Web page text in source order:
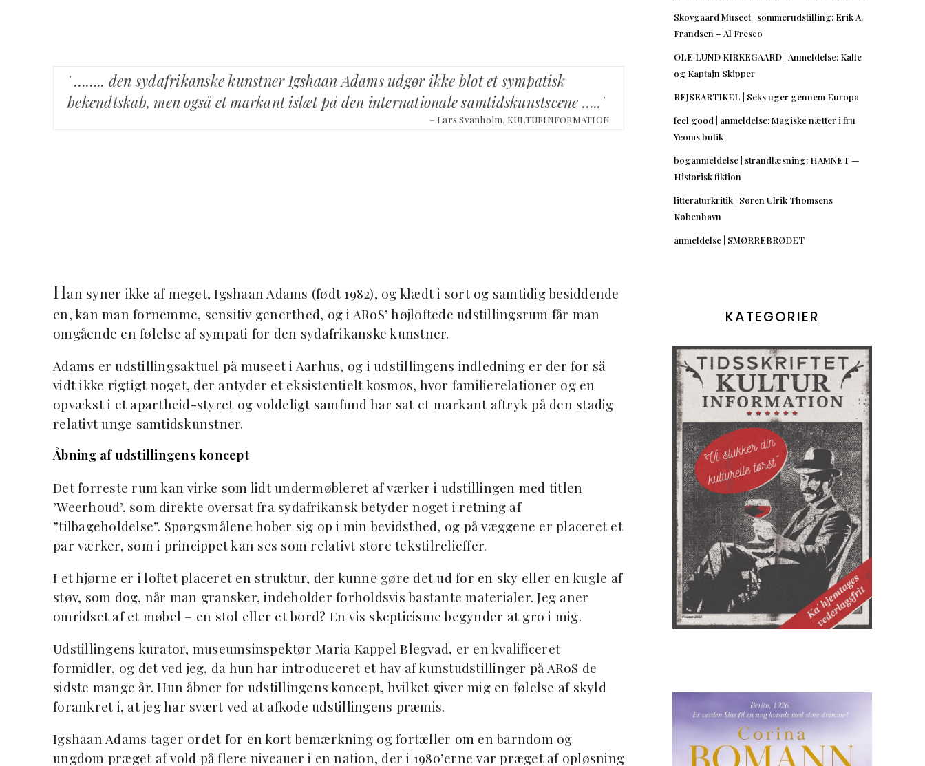
' …….. den sydafrikanske kunstner Igshaan Adams udgør ikke blot et sympatisk
bekendtskab, men også et markant islæt på den internationale samtidskunstscene …..'
– Lars Svanholm, KULTURINFORMATION
Han syner ikke af meget, Igshaan Adams (født 1982), og klædt i sort og samtidig besiddende
en, kan man fornemme, sensitiv generthed, og i ARoS’ højloftede udstillingsrum får man
omgående en følelse af sympati for den sydafrikanske kunstner.
Adams er udstillingsaktuel på museet i Aarhus, og i udstillingens indledning er der for så
vidt ikke rigtigt noget, der antyder et eksistentielt kosmos, hvor familierelationer og en
opvækst i et apartheid-styret og voldeligt samfund har sat et markant aftryk på den stadig
relativt unge samtidskunstner.
Åbning af udstillingens koncept
Det forreste rum kan virke som lidt undermøbleret af værker i udstillingen med titlen
’Weerhoud’, som direkte oversat fra sydafrikansk betyder noget i retning af
”tilbageholdelse”. Spørgsmålene hober sig op i min bevidsthed, og på væggene er placeret et
par værker, som i princippet kan ses som relativt store tekstilrelieffer.
I et hjørne er i loftet placeret en struktur, der kunne gøre det ud for en sky eller en kugle af
støv, som dog, når man gransker, indeholder forholdsvis bastante materialer. Jeg aner
omridset af et møbel – en stol eller et bord? En vis skepticisme begynder at gro i mig.
Udstillingens kurator, museumsinspektør Maria Kappel Blegvad, er en kvalificeret
formidler, og det ved jeg, da hun har introduceret et hav af kunstudstillinger på ARoS de
sidste mange år. Hun åbner for udstillingens koncept, hvilket giver mig en følelse af skyld
forankret i, at jeg har svært ved at afkode udstillingens præmis.
Igshaan Adams tager ordet for en kort bemærkning og fortæller om en barndom og
ungdom præget af vold på flere niveauer i en nation, der i 1980’erne var præget af opløsning
Skovgaard Museet | sommerudstilling: Erik A.
Frandsen – Al Fresco
OLE LUND KIRKEGAARD | Anmeldelse: Kalle
og Kaptajn Skipper
REJSEARTIKEL | Seks uger gennem Europa
feel good | anmeldelse: Magiske nætter i fru
Yeoms butik
boganmeldelse | strandlæsning: HAMNET —
Historisk fiktion
litteraturkritik | Søren Ulrik Thomsens
København
anmeldelse | SMØRREBRØDET
KATEGORIER